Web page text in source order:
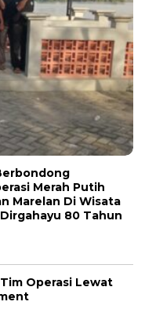
Merah Putih
Marelan Di Wisata
80 Tahun
Operasi Lewat